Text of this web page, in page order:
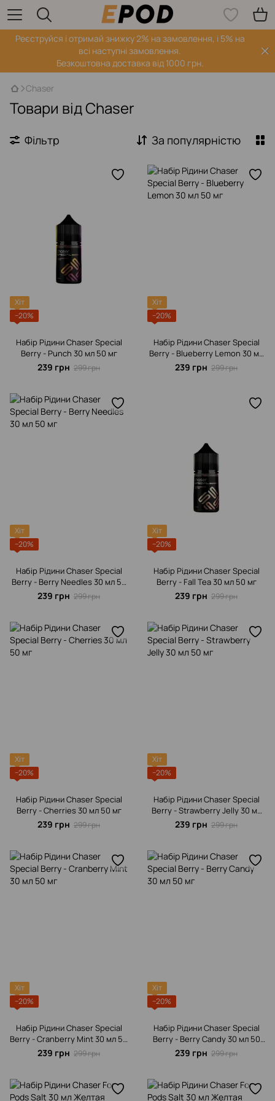
Реєструйся і отримай знижку 2% на замовлення, і 5% на
всі наступні замовлення.
Безкоштовна доставка від 1000 грн.
Chaser
Товари від Chaser
Фільтр За популярністю
Хіт
−20%
Набір Рідини Chaser Special
Berrу - Punch 30 мл 50 мг
239 грн 299 грн
Хіт
−20%
Набір Рідини Chaser Special
Berrу - Blueberry Lemon 30 мл
50 мг
239 грн 299 грн
Хіт
−20%
Набір Рідини Chaser Special
Berrу - Berry Needles 30 мл 50
мг
239 грн 299 грн
Хіт
−20%
Набір Рідини Chaser Special
Berrу - Fall Tea 30 мл 50 мг
239 грн 299 грн
Хіт
−20%
Набір Рідини Chaser Special
Berrу - Cherries 30 мл 50 мг
239 грн 299 грн
Хіт
−20%
Набір Рідини Chaser Special
Berrу - Strawberry Jelly 30 мл
50 мг
239 грн 299 грн
Хіт
−20%
Набір Рідини Chaser Special
Berrу - Cranberry Mint 30 мл 50
мг
239 грн 299 грн
Хіт
−20%
Набір Рідини Chaser Special
Berrу - Berry Candy 30 мл 50
мг
239 грн 299 грн